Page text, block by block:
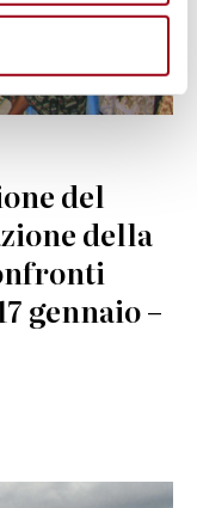
del
della
gennaio –